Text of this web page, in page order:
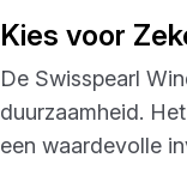
Kies voor
De Swisspearl
duurzaamheid.
een waardevolle